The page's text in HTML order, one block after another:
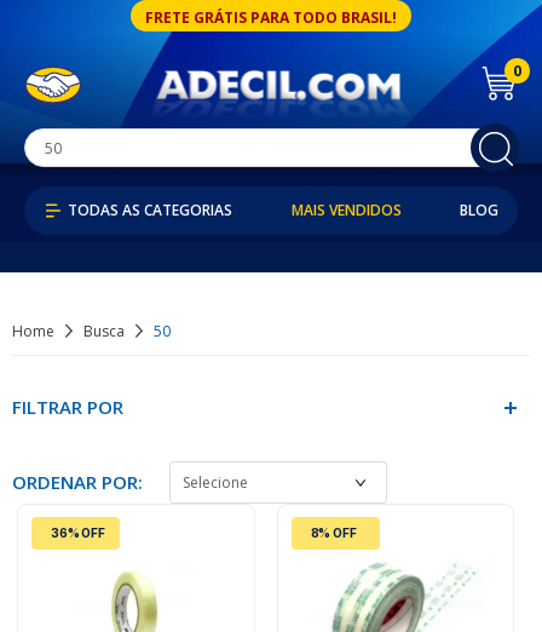
FRETE GRÁTIS PARA TODO BRASIL!
0
MAIS VENDIDOS BLOG
Home Busca 50
FILTRAR POR
ORDENAR POR:
36% OFF 8% OFF